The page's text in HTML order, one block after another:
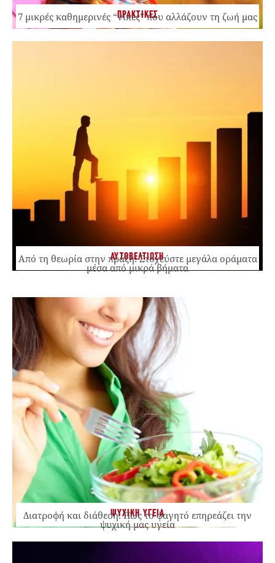
ΠΡΑΚΤΙΚΕΣ
7 μικρές καθημερινές “νίκες” που αλλάζουν τη ζωή μας
ΑΥΤΟΒΕΛΤΙΩΣΗ
Από τη θεωρία στην πράξη: Στοχεύστε μεγάλα οράματα
μέσα από μικρά βήματα
ΨΥΧΙΚΗ ΥΓΕΙΑ
Διατροφή και διάθεση: Πώς το φαγητό επηρεάζει την
ψυχική μας υγεία